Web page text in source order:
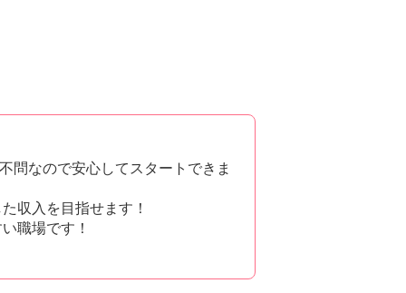
問なので安心してスタートできま
収入を目指せます！
職場です！